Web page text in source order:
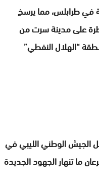
في طرابلس، مما يرسخ
على مدينة سرت من
“الهلال النفطي”
الجيش الوطني الليبي في
ما تنهار الجهود الجديدة